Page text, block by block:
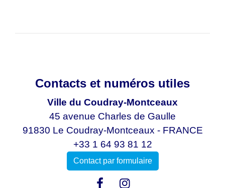
Contacts et numéros utiles
Ville du Coudray-Montceaux
45 avenue Charles de Gaulle
91830 Le Coudray-Montceaux - FRANCE
+33 1 64 93 81 12
Contact par formulaire